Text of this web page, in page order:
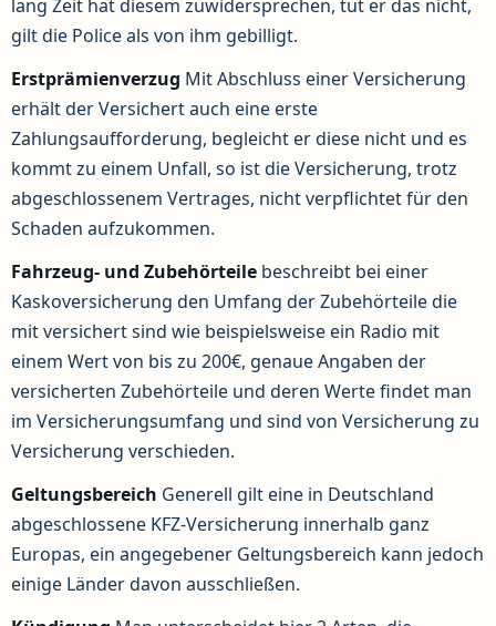
lang Zeit hat diesem zuwidersprechen, tut er das nicht,
gilt die Police als von ihm gebilligt.
Erstprämienverzug Mit Abschluss einer Versicherung
erhält der Versichert auch eine erste
Zahlungsaufforderung, begleicht er diese nicht und es
kommt zu einem Unfall, so ist die Versicherung, trotz
abgeschlossenem Vertrages, nicht verpflichtet für den
Schaden aufzukommen.
Fahrzeug- und Zubehörteile beschreibt bei einer
Kaskoversicherung den Umfang der Zubehörteile die
mit versichert sind wie beispielsweise ein Radio mit
einem Wert von bis zu 200€, genaue Angaben der
versicherten Zubehörteile und deren Werte findet man
im Versicherungsumfang und sind von Versicherung zu
Versicherung verschieden.
Geltungsbereich Generell gilt eine in Deutschland
abgeschlossene KFZ-Versicherung innerhalb ganz
Europas, ein angegebener Geltungsbereich kann jedoch
einige Länder davon ausschließen.